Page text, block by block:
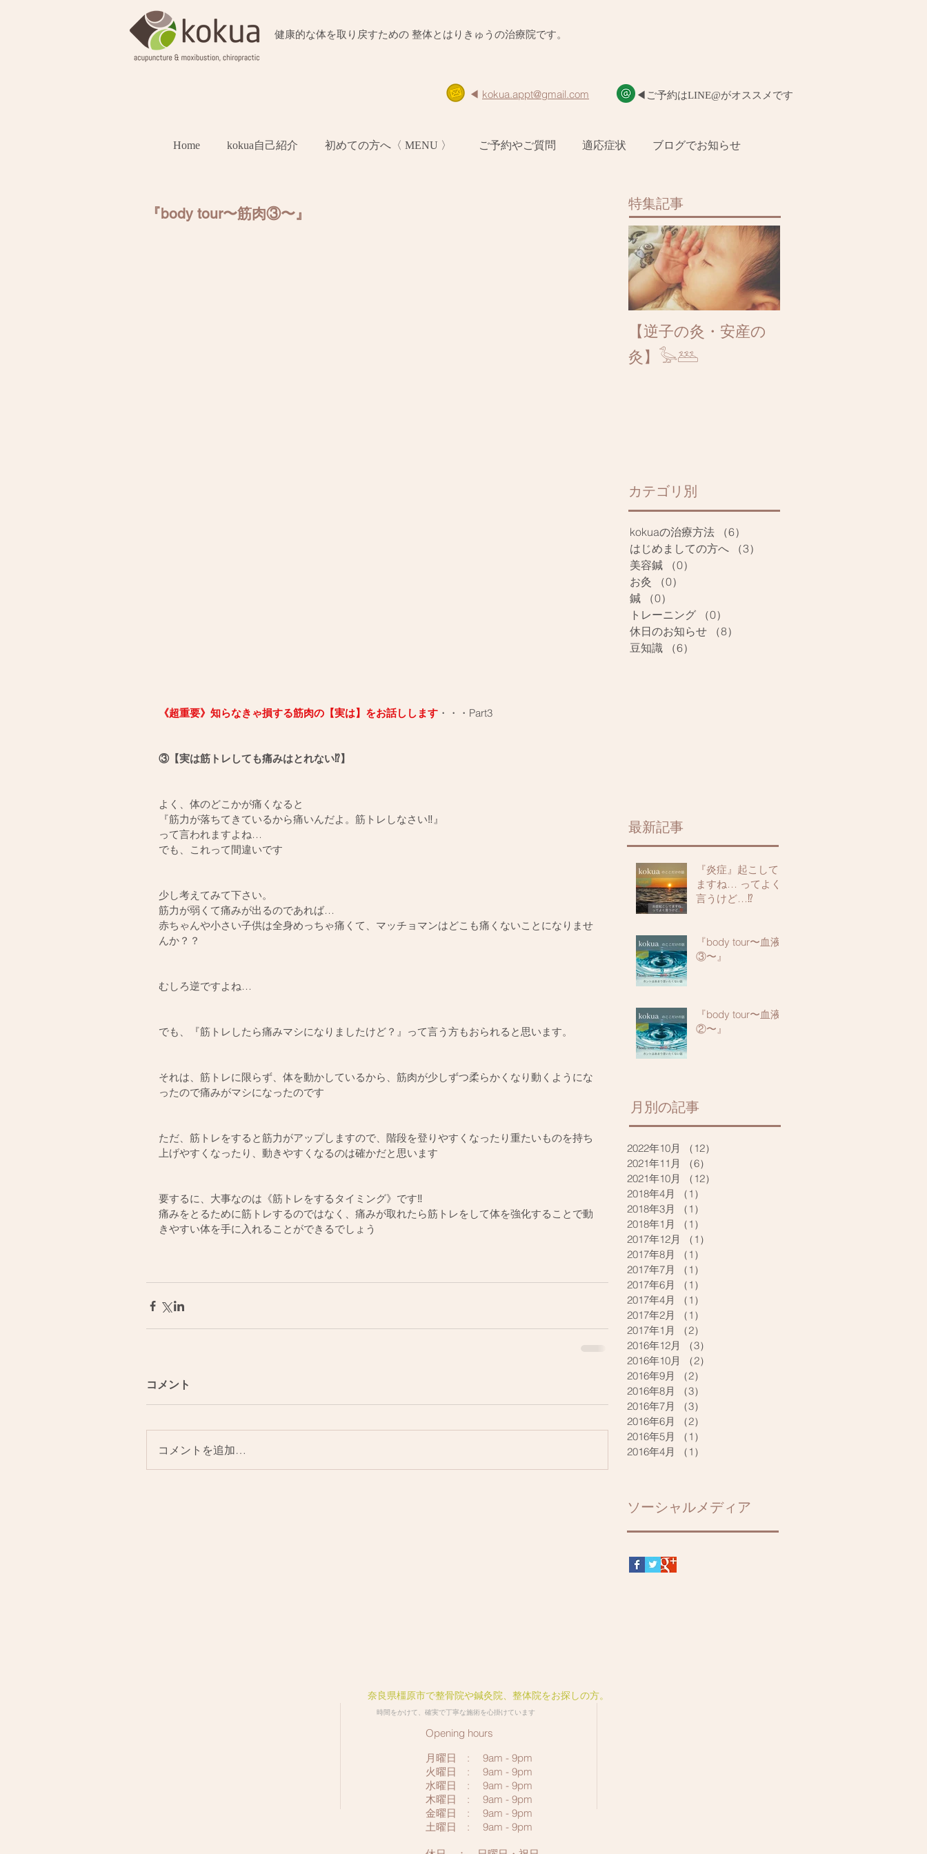
​健康的な体を取り戻すための 整体とはりきゅうの治療院です。
◀︎ ​ kokua.appt@gmail.com ​◀︎ご予約はLINE@がオススメです
Home kokua自己紹介 初めての方へ〈 MENU 〉 ご予約やご質問 適応症状 ブログでお知らせ
『body tour〜筋肉③〜』
《超重要》知らなきゃ損する筋肉の【実は】をお話しします ・・・Part3
③【実は筋トレしても痛みはとれない⁉️】
よく、体のどこかが痛くなると
『筋力が落ちてきているから痛いんだよ。筋トレしなさい‼️』
って言われますよね…
でも、これって間違いです
少し考えてみて下さい。
筋力が弱くて痛みが出るのであれば…
赤ちゃんや小さい子供は全身めっちゃ痛くて、マッチョマンはどこも痛くないことになりませ
んか？？
むしろ逆ですよね…
でも、『筋トレしたら痛みマシになりましたけど？』って言う方もおられると思います。
それは、筋トレに限らず、体を動かしているから、筋肉が少しずつ柔らかくなり動くようにな
ったので痛みがマシになったのです
ただ、筋トレをすると筋力がアップしますので、階段を登りやすくなったり重たいものを持ち
上げやすくなったり、動きやすくなるのは確かだと思います
要するに、大事なのは《筋トレをするタイミング》です‼️
痛みをとるために筋トレするのではなく、痛みが取れたら筋トレをして体を強化することで動
きやすい体を手に入れることができるでしょう
コメント
コメントを追加…
特集記事
【逆子の灸・安産の
灸】𓅭𓅹
​カテゴリ別
kokuaの治療方法 （6）
はじめましての方へ
（3）
美容鍼
（0）
お灸
（0）
鍼
（0）
トレーニング
（0）
休日のお知らせ
（8）
豆知識
（6）
最新記事
『炎症』起こして
ますね… ってよく
言うけど…⁉️
『body tour〜血液
③〜』
『body tour〜血液
②〜』
​月別の記事
2022年10月 （12）
2021年11月
（6）
2021年10月
（12）
2018年4月
（1）
2018年3月
（1）
2018年1月
（1）
2017年12月
（1）
2017年8月
（1）
2017年7月
（1）
2017年6月
（1）
2017年4月
（1）
2017年2月
（1）
2017年1月
（2）
2016年12月
（3）
2016年10月
（2）
2016年9月
（2）
2016年8月
（3）
2016年7月
（3）
2016年6月
（2）
2016年5月
（1）
2016年4月
（1）
ソーシャルメディア
Opening hours
月曜日 : 9am - 9pm
火曜日 : 9am - 9pm
水曜日 : 9am - 9pm
木曜日 : 9am - 9pm
金曜日 : 9am - 9pm
土曜日
: 9am - 9pm
​奈良県橿原市で整骨院や鍼灸院、整体院をお探しの方。
​時間をかけて、確実で丁寧な施術を心掛けています